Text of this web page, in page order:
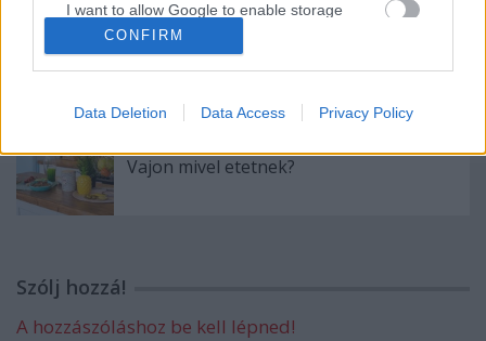
I want to allow Google to enable storage
related to security, including authentication
functionality and fraud prevention, and other
CONFIRM
Data Deletion Data Access Privacy Policy
Vajas kenyér extrákkal
Vajon mivel etetnek?
Szólj hozzá!
A hozzászóláshoz be kell lépned!